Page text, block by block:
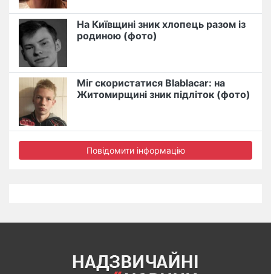
На Київщині зник хлопець разом із
родиною (фото)
Міг скористатися Blablacar: на
Житомирщині зник підліток (фото)
Повідомити інформацію